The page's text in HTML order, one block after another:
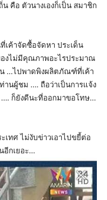
น คือ ตัวนางเองก็เป็น สมาชิก
เค้าจัดซื้อจัดหา ประเด็น
งไม่มีคุณภาพอะไรประมาณ
…ไปพาดพิงผลิตภัณฑ์ที่เค้า
านผู้ชม …. ถือว่าเป็นการแจ้ง
…. ก็ยังดีนะที่ออกมาขอโทษ…
เทศ ไม่งับข่าวเอาไปขยี้ต่อ
อีกเยอะ…